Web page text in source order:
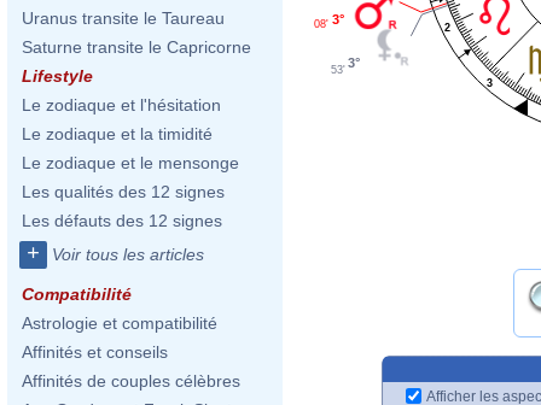
Uranus transite le Taureau
Saturne transite le Capricorne
Lifestyle
Le zodiaque et l'hésitation
Le zodiaque et la timidité
Le zodiaque et le mensonge
Les qualités des 12 signes
Les défauts des 12 signes
+ Voir tous les articles
Compatibilité
Astrologie et compatibilité
Affinités et conseils
Affinités de couples célèbres
2
3
3°
08'
3°
53'
Afficher les